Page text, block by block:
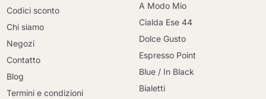
Codici sconto
Chi siamo
Negozi
Contatto
Blog
Termini e condizioni
A Modo Mio
Cialda Ese 44
Dolce Gusto
Espresso Point
Blue / In Black
Bialetti